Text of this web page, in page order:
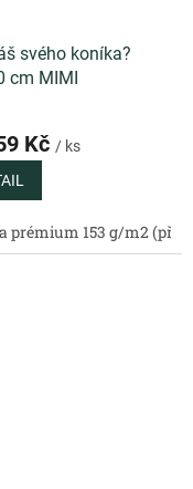
Bavlněný satén 130 g/
svého koníka?
cm MIMI
Kč / ks
prémium 153 g/m2